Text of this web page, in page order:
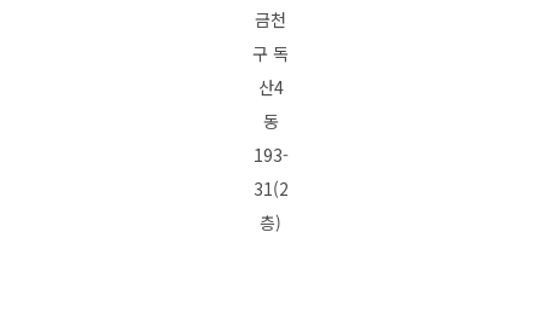
금천
구 독
산4
동
193-
31(2
층)